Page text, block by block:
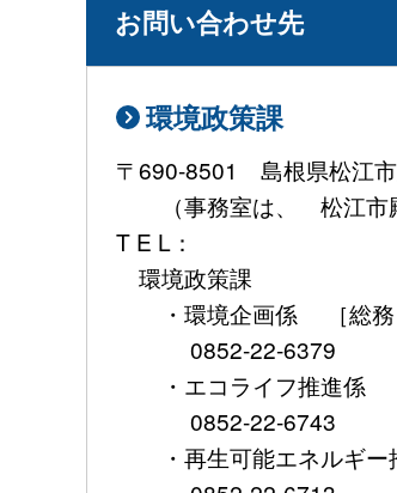
お問い合わせ先
環境政策課
〒690-8501 島根県松江
（事務室は、 松江市
T E L：
環境政策課
・環境企画係 ［総務・
0852-22-6379
・エコライフ推進係 ［
0852-22-6743
・再生可能エネルギー